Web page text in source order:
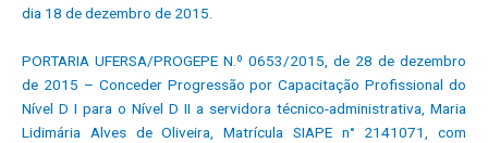
dia 18 de dezembro de 2015.
PORTARIA UFERSA/PROGEPE N.º 0653/2015, de 28 de dezembro
de 2015 – Conceder Progressão por Capacitação Profissional do
Nível D I para o Nível D II a servidora técnico-administrativa, Maria
Lidimária Alves de Oliveira, Matrícula SIAPE n° 2141071, com